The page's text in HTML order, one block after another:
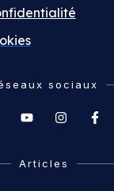
sociaux
Articles